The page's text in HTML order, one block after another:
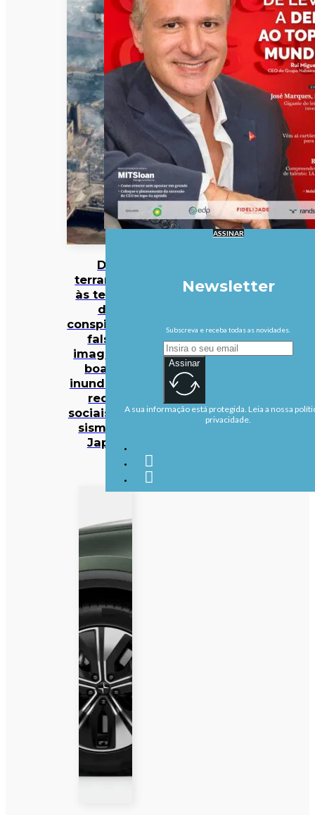
Do
terramoto
às teorias
da
conspiração:
falsas
imagens e
boatos
inundam as
redes
sociais após
sismo no
Japão
ASSINAR
Newsletter
Subscreva e receba todas as novidades.
Assinar
A sua informação está protegida. Leia a nossa
privacidade.